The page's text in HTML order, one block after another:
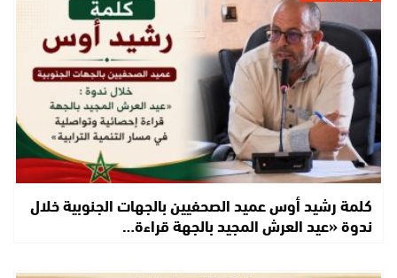
كلمة رشيد أوس عميد الصحفيين بالجهات الجنوبية خلال
ندوة «عيد العرش المجيد بالجهة قراءة…